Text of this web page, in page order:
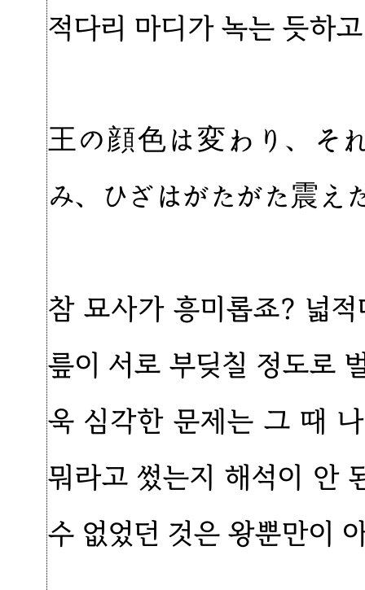
적다리 마디가 녹는 듯하
王の顔色は変わり、そ
み、ひざはがたがた震え
참 묘사가 흥미롭죠? 넓
릎이 서로 부딪칠 정도로
욱 심각한 문제는 그 때
뭐라고 썼는지 해석이 안
수 없었던 것은 왕뿐만이